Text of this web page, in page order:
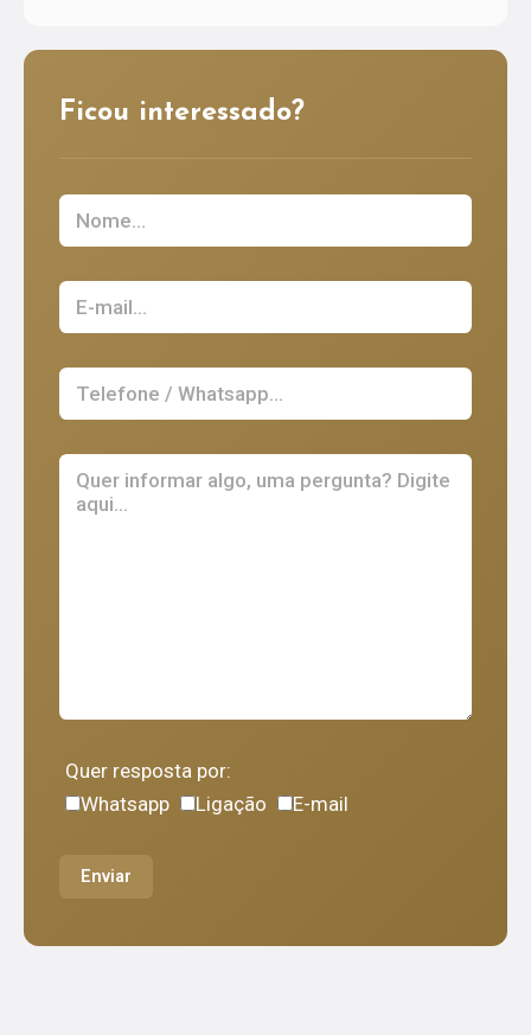
Ficou interessado?
Quer resposta por:
Whatsapp
Ligação E-mail
Enviar